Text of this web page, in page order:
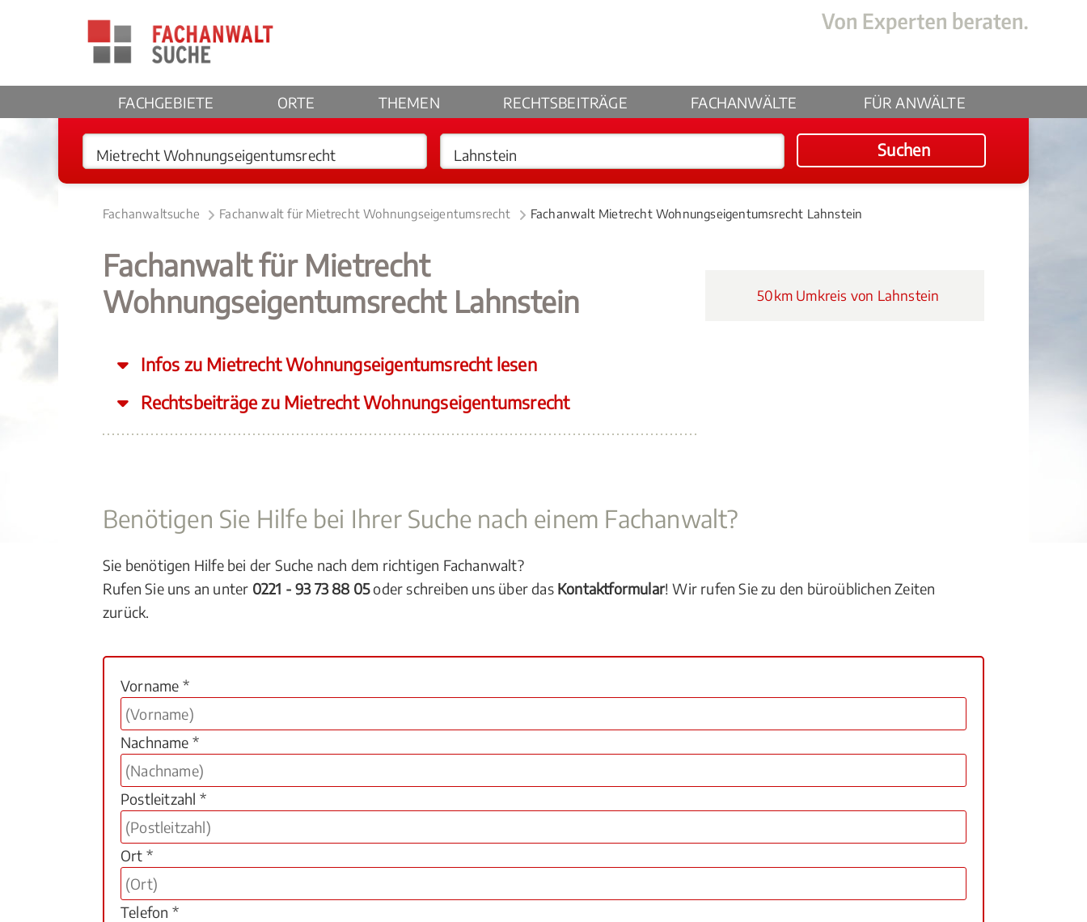
FACHGEBIETE ORTE THEMEN RECHTSBEITRÄGE FACHANWÄLTE FÜR ANWÄLTE
Suchen
Fachanwaltsuche Fachanwalt für Mietrecht Wohnungseigentumsrecht Fachanwalt Mietrecht Wohnungseigentumsrecht Lahnstein
Fachanwalt für Mietrecht
Wohnungseigentumsrecht Lahnstein
Infos zu Mietrecht Wohnungseigentumsrecht lesen
Rechtsbeiträge zu Mietrecht Wohnungseigentumsrecht
50km Umkreis von Lahnstein
Benötigen Sie Hilfe bei Ihrer Suche nach einem Fachanwalt?
Sie benötigen Hilfe bei der Suche nach dem richtigen Fachanwalt?
Rufen Sie uns an unter 0221 - 93 73 88 05oder schreiben uns über das Kontaktformular! Wir rufen Sie zu den büroüblichen Zeiten
zurück.
Vorname *
Nachname *
Postleitzahl *
Ort *
Telefon *